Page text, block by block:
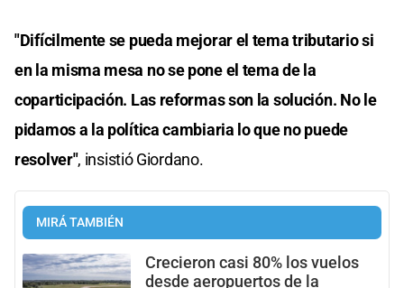
"Difícilmente se pueda mejorar el tema tributario si
en la misma mesa no se pone el tema de la
coparticipación. Las reformas son la solución. No le
pidamos a la política cambiaria lo que no puede
resolver", insistió Giordano.
MIRÁ TAMBIÉN
Crecieron casi 80% los vuelos
desde aeropuertos de la